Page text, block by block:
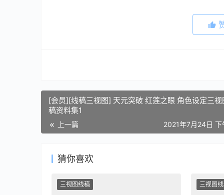
[会员][线稿三视图] 天元突破 红莲之眼 角色设定三视
稿资料集1
上一篇 2021年7月24日
猜你喜欢
三视图线稿 三视图